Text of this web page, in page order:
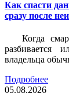
Как спасти
сразу после
Когда
разбивается
владельца
Подробнее
05.08.2026